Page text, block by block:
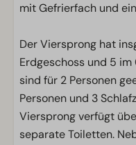
mit Gefrierfach und
Der Viersprong hat
Erdgeschoss und 5
sind für 2 Personen
Personen und 3
Viersprong verfügt
separate Toiletten.